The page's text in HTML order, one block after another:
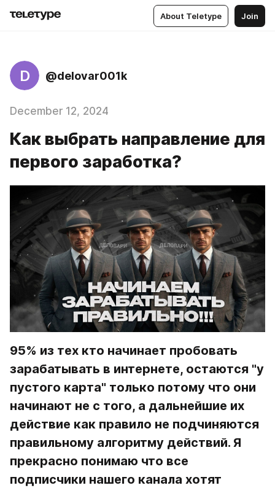
About Teletype Join
D @delovar001k
December 12, 2024
Как выбрать направление для
первого заработка?
95% из тех кто начинает пробовать
зарабатывать в интернете, остаются "у
пустого карта" только потому что они
начинают не с того, а дальнейшие их
действие как правило не подчиняются
правильному алгоритму действий. Я
прекрасно понимаю что все
подписчики нашего канала хотят